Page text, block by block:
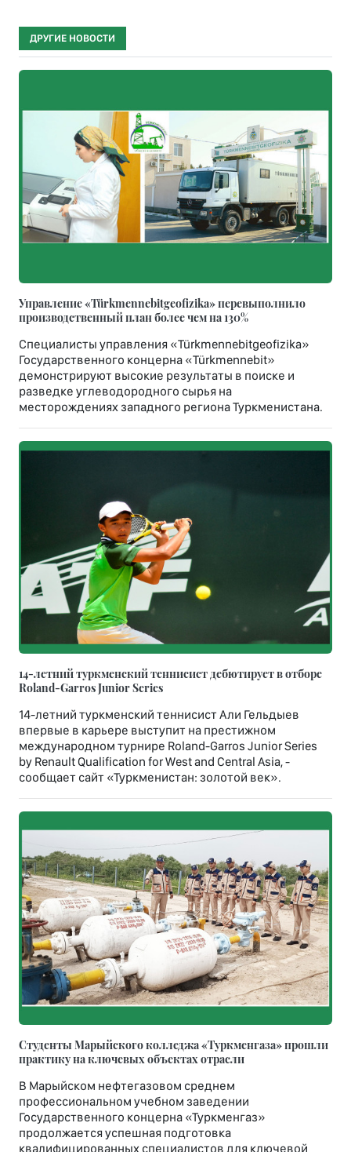
ДРУГИЕ НОВОСТИ
Управление «Türkmennebitgeofizika» перевыполнило
производственный план более чем на 130%
Специалисты управления «Türkmennebitgeofizika»
Государственного концерна «Türkmennebit»
демонстрируют высокие результаты в поиске и
разведке углеводородного сырья на
месторождениях западного региона Туркменистана.
14-летний туркменский теннисист дебютирует в отборе
Roland-Garros Junior Series
14-летний туркменский теннисист Али Гельдыев
впервые в карьере выступит на престижном
международном турнире Roland-Garros Junior Series
by Renault Qualification for West and Central Asia, -
сообщает сайт «Туркменистан: золотой век».
Студенты Марыйского колледжа «Туркменгаза» прошли
практику на ключевых объектах отрасли
В Марыйском нефтегазовом среднем
профессиональном учебном заведении
Государственного концерна «Туркменгаз»
продолжается успешная подготовка
квалифицированных специалистов для ключевой